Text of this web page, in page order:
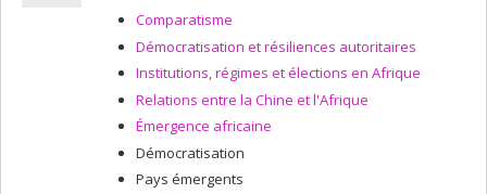
Comparatisme
Démocratisation et résiliences autoritaires
Institutions, régimes et élections en Afrique
Relations entre la Chine et l'Afrique
Émergence africaine
Démocratisation
Pays émergents